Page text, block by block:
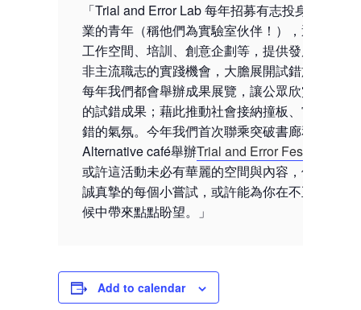
「Trial and Error Lab 每年招募有志投身文創產
業的青年（稱他們為實驗室伙伴！），透過共享
工作空間、培訓、創意企劃等，提供發展品牌及
非主流職志的實踐機會，大膽展開試錯旅程。而
每年我們都會舉辦成果展覽，讓公眾欣賞年輕人
的試錯成果；藉此推動社會接納撞板、嘗試與犯
錯的氣氛。今年我們首次聯乘突破書廊和
Alternative café舉辦Trial and Error Fest 2020
或許這活動未必有華麗的空間與內容，但我們熱
誠真摯的每個小嘗試，或許能為你在不正常的氣
候中帶來點點盼望。」
Add to calendar